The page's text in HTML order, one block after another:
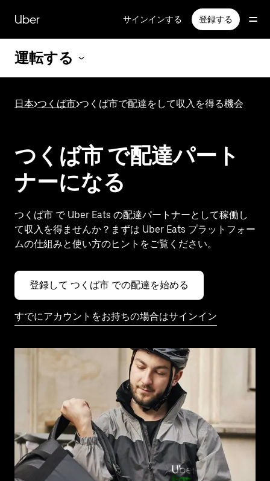
ン
Uber サインインする 登録する
運転する
日本>つくば市>つくば市で配達をして収入を得る機会
つくば市 で配達パート
ナーになる
つくば市 で Uber Eats の配達パートナーとして稼働し
て収入を得ませんか？まずは Uber Eats プラットフォー
ムの仕組みと使い方のヒントをご覧ください。
登録して つくば市 での配達を始める
すでにアカウントをお持ちの場合はサインイン